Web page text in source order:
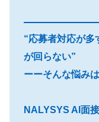
“応募者対応が多
が回らない”
ーーそんな悩み
NALYSYS AI面